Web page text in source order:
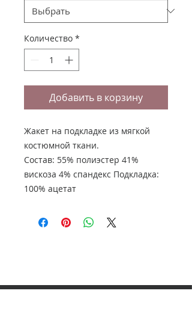
Количество *
Добавить в корзину
Жакет на подкладке из мягкой
костюмной ткани.
Состав: 55% полиэстер 41%
вискоза 4% спандекс Подкладка:
100% ацетат